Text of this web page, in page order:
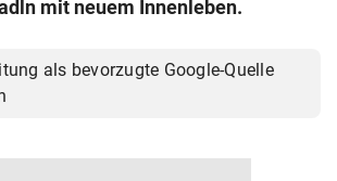
mit neuem Innenleben.
als bevorzugte Google-Quelle